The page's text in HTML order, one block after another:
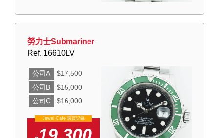
勞力士Submariner
Ref. 16610LV
公司A
$17,500
公司B
$15,000
公司C
$16,000
Jewel Cafe 購買記錄